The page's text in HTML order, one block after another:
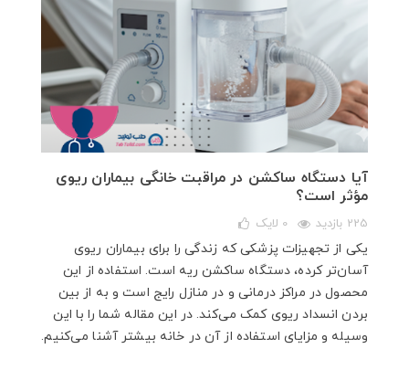
آیا دستگاه ساکشن در مراقبت خانگی بیماران ریوی
مؤثر است؟
225 بازدید 0 لایک
یکی از تجهیزات پزشکی که زندگی را برای بیماران ریوی
آسان‌تر کرده، دستگاه ساکشن ریه است. استفاده از این
محصول در مراکز درمانی و در منازل رایج است و به از بین
بردن انسداد ریوی کمک می‌کند. در این مقاله شما را با این
وسیله و مزایای استفاده از آن در خانه بیشتر آشنا می‌کنیم.